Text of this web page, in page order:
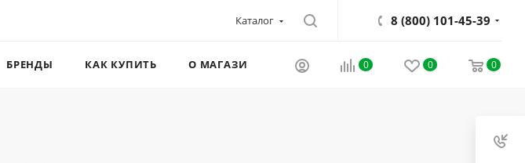
Каталог 8 (800) 101-45-39
0 0 0
БРЕНДЫ КАК КУПИТЬ О МАГАЗИНЕ